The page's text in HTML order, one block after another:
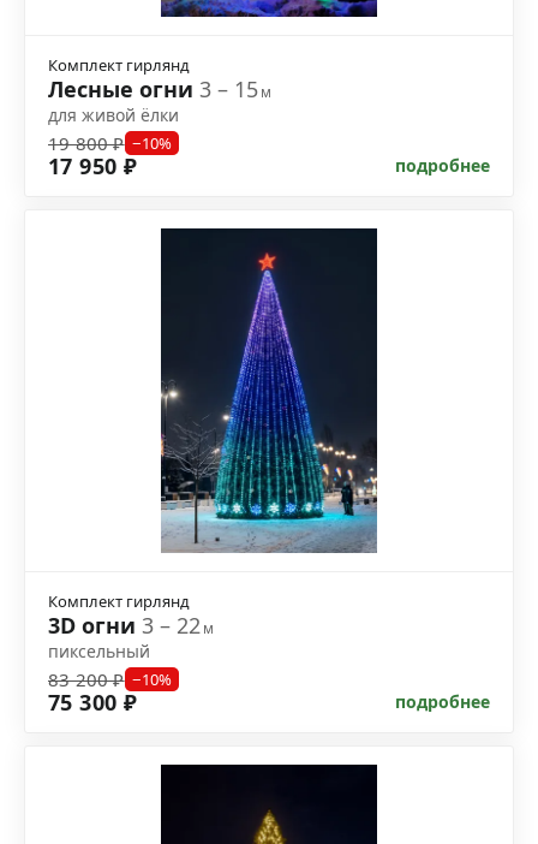
Комплект гирлянд
Лесные огни 3 – 15м
для живой ёлки
19 800 ₽ −10%
17 950 ₽ подробнее
Комплект гирлянд
3D огни 3 – 22м
пиксельный
83 200 ₽ −10%
75 300 ₽ подробнее